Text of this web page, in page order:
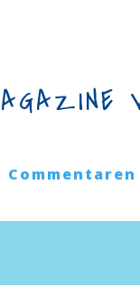
Commentaren